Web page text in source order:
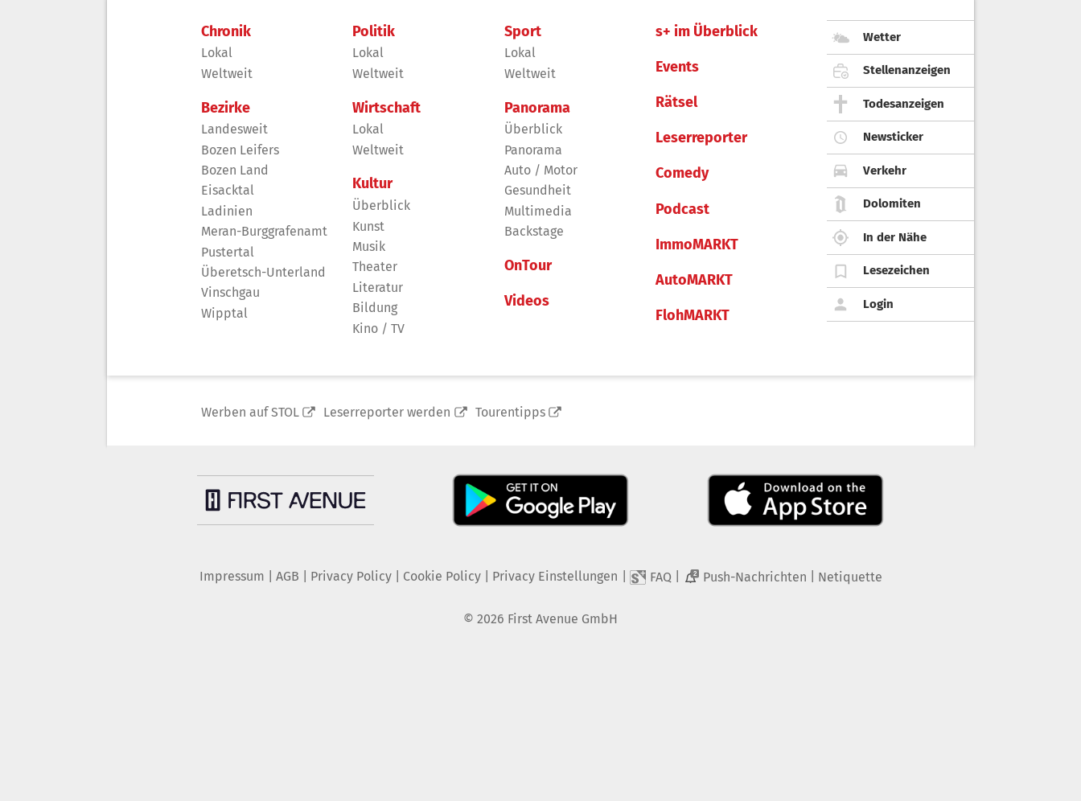
Chronik
Lokal
Weltweit
Bezirke
Landesweit
Bozen Leifers
Bozen Land
Eisacktal
Ladinien
Meran-Burggrafenamt
Pustertal
Überetsch-Unterland
Vinschgau
Wipptal
Politik
Lokal
Weltweit
Wirtschaft
Lokal
Weltweit
Kultur
Überblick
Kunst
Musik
Theater
Literatur
Bildung
Kino / TV
Sport
Lokal
Weltweit
Panorama
Überblick
Panorama
Auto / Motor
Gesundheit
Multimedia
Backstage
OnTour
Videos
s+ im Überblick
Events
Rätsel
Leserreporter
Comedy
Podcast
ImmoMARKT
AutoMARKT
FlohMARKT
Wetter
Stellenanzeigen
Todesanzeigen
Newsticker
Verkehr
Dolomiten
In der Nähe
Lesezeichen
Login
Werben auf STOL Leserreporter werden Tourentipps
Impressum AGB Privacy Policy| Cookie Policy| Privacy Einstellungen FAQ 2 Push-Nachrichten Netiquette
© 2026 First Avenue GmbH